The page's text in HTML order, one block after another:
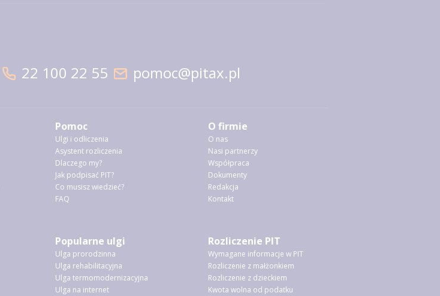
22 100 22 55 pomoc@pitax.pl
Pomoc
Ulgi i odliczenia
Asystent rozliczenia
Dlaczego my?
Jak podpisać PIT?
Co musisz wiedzieć?
FAQ
O firmie
O nas
Nasi partnerzy
Współpraca
Dokumenty
Redakcja
Kontakt
Popularne ulgi
Ulga prorodzinna
Ulga rehabilitacyjna
Ulga termomodernizacyjna
Ulga na internet
Rozliczenie PIT
Wymagane informacje w PIT
Rozliczenie z małżonkiem
Rozliczenie z dzieckiem
Kwota wolna od podatku